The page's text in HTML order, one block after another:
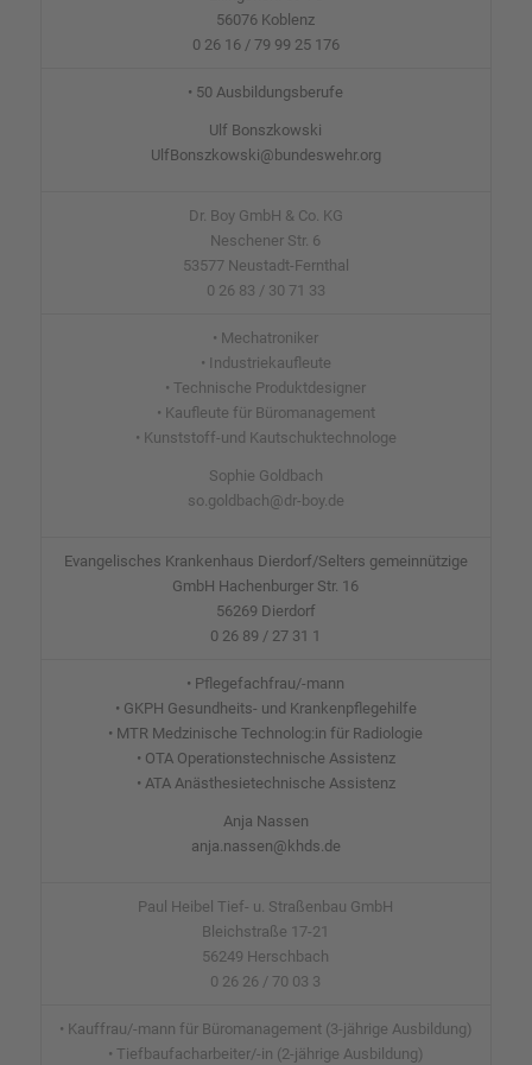
56076 Koblenz
0 26 16 / 79 99 25 176
• 50 Ausbildungsberufe
Ulf Bonszkowski
UlfBonszkowski@bundeswehr.org
Dr. Boy GmbH & Co. KG
Neschener Str. 6
53577 Neustadt-Fernthal
0 26 83 / 30 71 33
• Mechatroniker
• Industriekaufleute
• Technische Produktdesigner
• Kaufleute für Büromanagement
• Kunststoff-und Kautschuktechnologe
Sophie Goldbach
so.goldbach@dr-boy.de
Evangelisches Krankenhaus Dierdorf/Selters gemeinnützige
GmbH Hachenburger Str. 16
56269 Dierdorf
0 26 89 / 27 31 1
• Pflegefachfrau/-mann
• GKPH Gesundheits- und Krankenpflegehilfe
• MTR Medzinische Technolog:in für Radiologie
• OTA Operationstechnische Assistenz
• ATA Anästhesietechnische Assistenz
Anja Nassen
anja.nassen@khds.de
Paul Heibel Tief- u. Straßenbau GmbH
Bleichstraße 17-21
56249 Herschbach
0 26 26 / 70 03 3
• Kauffrau/-mann für Büromanagement (3-jährige Ausbildung)
• Tiefbaufacharbeiter/-in (2-jährige Ausbildung)